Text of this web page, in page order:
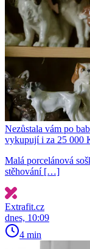
Nezůstala vám po
vykupují i za 25 000
Malá porcelánová
stěhování […]
Extrafit.cz
dnes, 10:09
4 min